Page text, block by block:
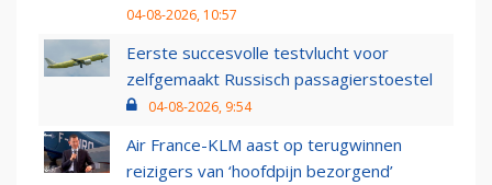
04-08-2026, 10:57
Eerste succesvolle testvlucht voor
zelfgemaakt Russisch passagierstoestel
04-08-2026, 9:54
Air France-KLM aast op terugwinnen
reizigers van ‘hoofdpijn bezorgend’